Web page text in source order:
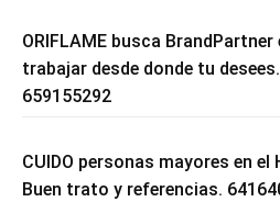
ORIFLAME busca
trabajar desde donde tu
659155292
CUIDO personas mayores en
Buen trato y referencias.